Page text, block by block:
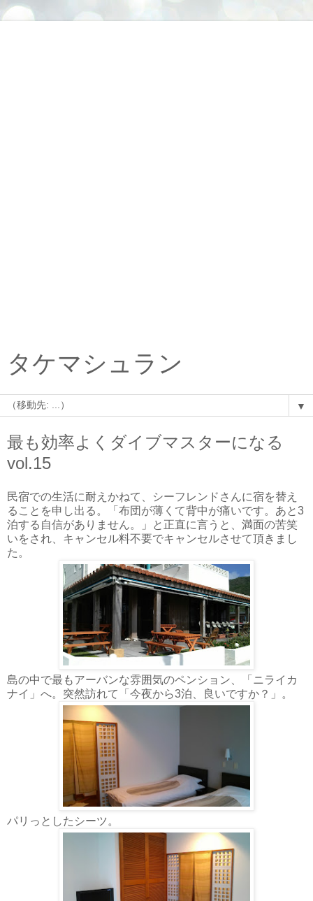
タケマシュラン
▼
最も効率よくダイブマスターになる
vol.15
民宿での生活に耐えかねて、シーフレンドさんに宿を替え
ることを申し出る。「布団が薄くて背中が痛いです。あと3
泊する自信がありません。」と正直に言うと、満面の苦笑
いをされ、キャンセル料不要でキャンセルさせて頂きまし
た。
島の中で最もアーバンな雰囲気のペンション、「ニライカ
ナイ」へ。突然訪れて「今夜から3泊、良いですか？」。
パリっとしたシーツ。